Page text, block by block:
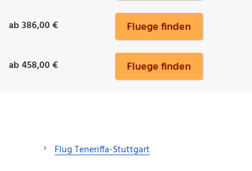
ab 386,00 € Fluege finden
ab 458,00 € Fluege finden
Flug Teneriffa-Stuttgart